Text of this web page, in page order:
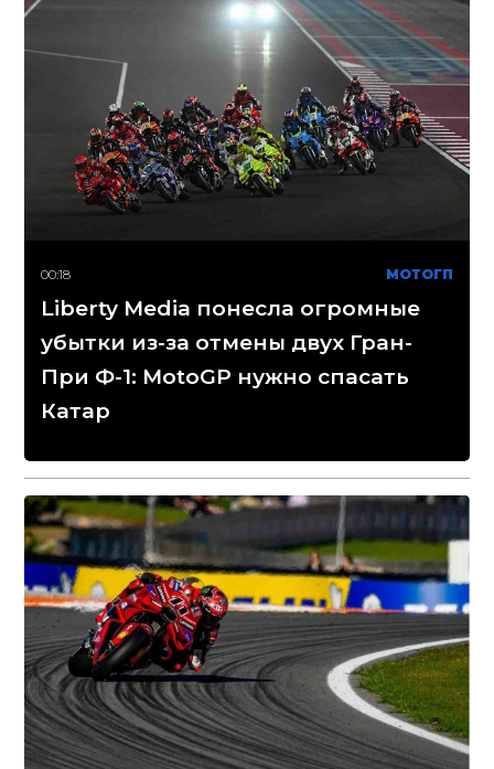
00:18 МОТОГП
Liberty Media понесла огромные
убытки из-за отмены двух Гран-
При Ф-1: MotoGP нужно спасать
Катар